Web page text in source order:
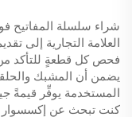
شراء سلسلة المفاتيح
العلامة التجارية إلى
فحص كل قطعةٍ للتأكد من
يضمن أن المشبك
المستخدمة يوفِّر قيمةً
كنت تبحث عن إكسسوارٍ